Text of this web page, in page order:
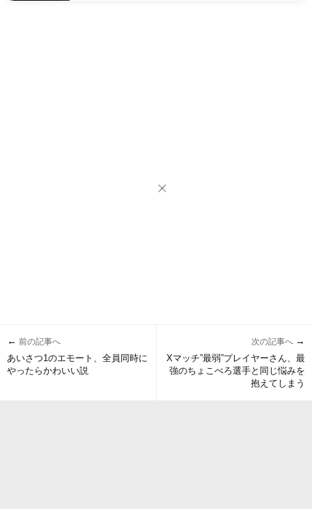
← 前の記事へ
あいさつ1のエモート、全員同時に
やったらかわいい説
次の記事へ →
Xマッチ”最弱”プレイヤーさん、最
強のちょこぺろ選手と同じ悩みを
抱えてしまう